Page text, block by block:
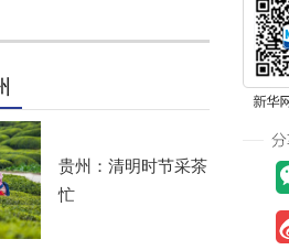
贵州：清明时节采茶
忙